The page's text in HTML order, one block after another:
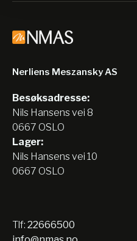
Nerliens Meszansky AS
Besøksadresse:
Nils Hansens vei 8
0667 OSLO
Lager:
Nils Hansens vei 10
0667 OSLO
Tlf: 22666500